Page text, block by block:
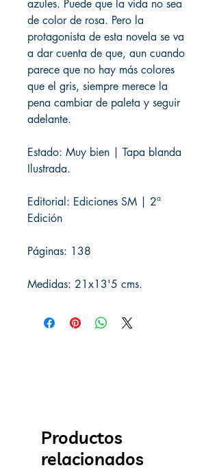
azules. Puede que la vida no sea
de color de rosa. Pero la
protagonista de esta novela se va
a dar cuenta de que, aun cuando
parece que no hay más colores
que el gris, siempre merece la
pena cambiar de paleta y seguir
adelante.
Estado: Muy bien | Tapa blanda
Ilustrada.
Editorial: Ediciones SM | 2ª
Edición
Páginas: 138
Medidas: 21x13'5 cms.
Productos
relacionados